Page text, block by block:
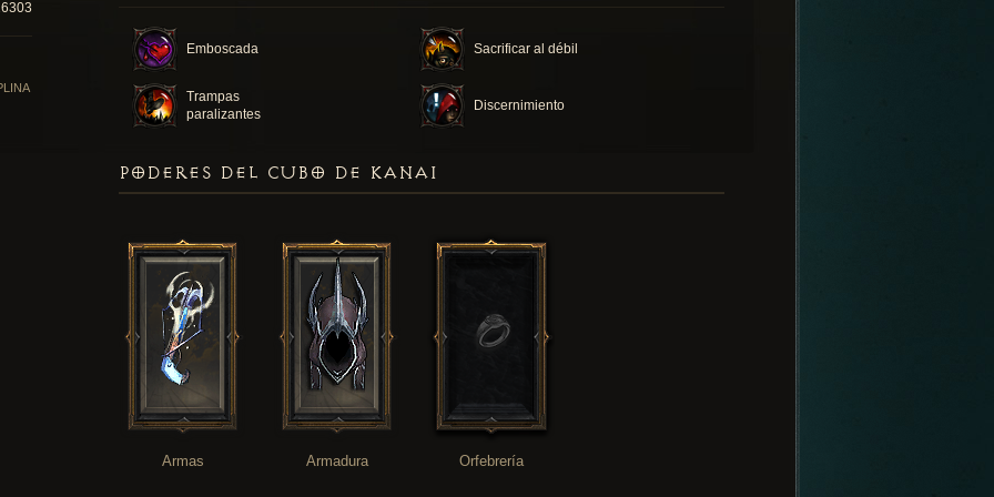
Emboscada Sacrificar al débil
Trampas
paralizantes
Discernimiento
PODERES DEL CUBO DE KANAI
Armas Armadura Orfebrería